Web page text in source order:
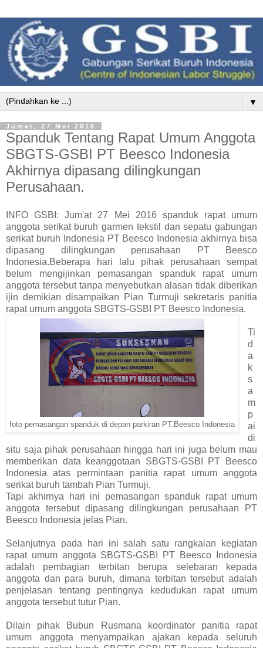
▼
Jumat, 27 Mei 2016
Spanduk Tentang Rapat Umum Anggota
SBGTS-GSBI PT Beesco Indonesia
Akhirnya dipasang dilingkungan
Perusahaan.
INFO GSBI: Jum'at 27 Mei 2016 spanduk rapat umum
anggota serikat buruh garmen tekstil dan sepatu gabungan
serikat buruh Indonesia PT Beesco Indonesia akhirnya bisa
dipasang dilingkungan perusahaan PT Beesco
Indonesia.Beberapa hari lalu pihak perusahaan sempat
belum mengijinkan pemasangan spanduk rapat umum
anggota tersebut tanpa menyebutkan alasan tidak diberikan
ijin demikian disampaikan Pian Turmuji sekretaris panitia
rapat umum anggota SBGTS-GSBI PT Beesco Indonesia.
foto pemasangan spanduk di depan parkiran PT.Beesco Indonesia
Ti
d
a
k
s
a
m
p
ai
di
situ saja pihak perusahaan hingga hari ini juga belum mau
memberikan data keanggotaan SBGTS-GSBI PT Beesco
Indonesia atas permintaan panitia rapat umum anggota
serikat buruh tambah Pian Turmuji.
Tapi akhirnya hari ini pemasangan spanduk rapat umum
anggota tersebut dipasang dilingkungan perusahaan PT
Beesco Indonesia jelas Pian.
Selanjutnya pada hari ini salah satu rangkaian kegiatan
rapat umum anggota SBGTS-GSBI PT Beesco Indonesia
adalah pembagian terbitan berupa selebaran kepada
anggota dan para buruh, dimana terbitan tersebut adalah
penjelasan tentang pentingnya kedudukan rapat umum
anggota tersebut tutur Pian.
Dilain pihak Bubun Rusmana koordinator panitia rapat
umum anggota menyampaikan ajakan kepada seluruh